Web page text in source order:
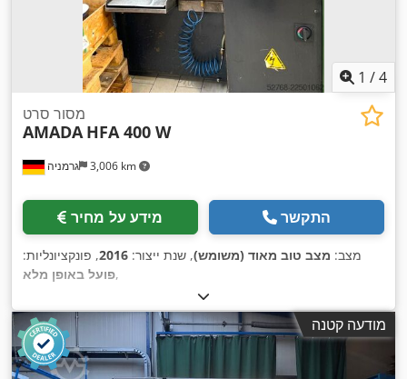
1 /4
גרמניה 3,006 km
מסור סרט
AMADA HFA 400 W
מידע על מחיר התקשר
מצב: מצב טוב מאוד (משומש), שנת ייצור: 2016, פונקציונליות:
פועל באופן מלא,
מודעה קטנה